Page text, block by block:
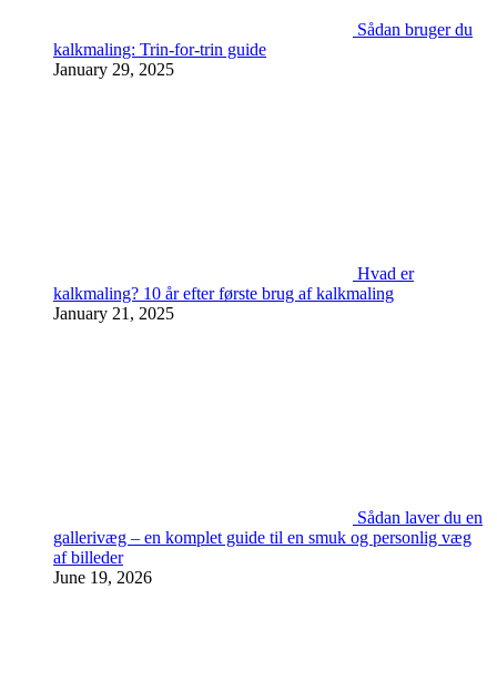
Sådan bruger du
kalkmaling: Trin-for-trin guide
January 29, 2025
Hvad er
kalkmaling? 10 år efter første brug af kalkmaling
January 21, 2025
Sådan laver du en
gallerivæg – en komplet guide til en smuk og personlig væg
af billeder
June 19, 2026